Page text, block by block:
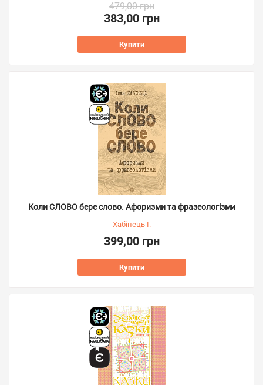
479,00 грн
383,00 грн
Купити
Коли СЛОВО бере слово. Афоризми та фразеологізми
Хабінець І.
399,00 грн
Купити